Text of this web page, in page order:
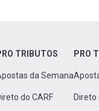
TRIBUTOS
da Semana
do CARF
PRO
Direto